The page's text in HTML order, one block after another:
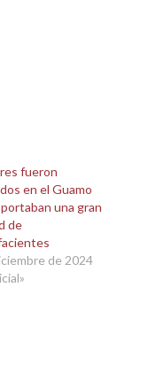
fueron
en el Guamo
una gran
de
de 2024